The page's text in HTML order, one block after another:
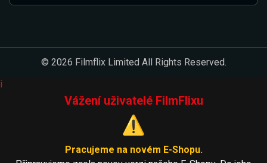
© 2026 Filmflix Limited All Rights Reserved.
i
Vážení uživatelé FilmFlixu
⚠️
Pracujeme na novém E-Shopu.